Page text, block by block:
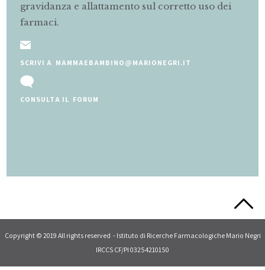
gravidanza e allattamento sul corretto uso dei
farmaci.
SCRIVI A MAMMAEBAMBINO@MARIONEGRI.IT
CONSULTA IL FORUM
Copyright © 2019 All rights reserved - Istituto di Ricerche Farmacologiche Mario Negri
IRCCS CF/PI 03254210150